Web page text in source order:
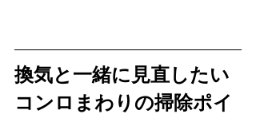
換気と一緒に見直したい
コンロまわりの掃除ポイ